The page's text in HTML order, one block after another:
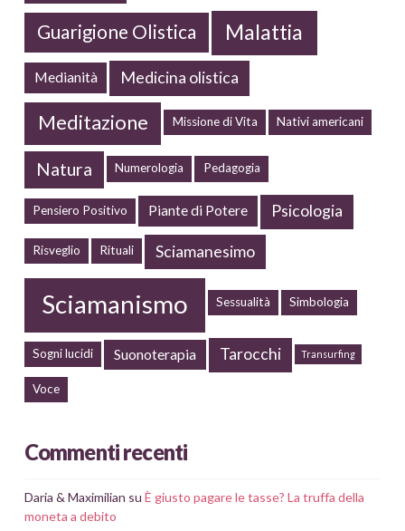
Guarigione Olistica Malattia
Medianità Medicina olistica
Meditazione Missione di Vita Nativi americani
Natura Numerologia Pedagogia
Pensiero Positivo Piante di Potere Psicologia
Risveglio Rituali Sciamanesimo
Sciamanismo Sessualità Simbologia
Sogni lucidi Suonoterapia Tarocchi Transurfing
Voce
Commenti recenti
Daria & Maximilian su È giusto pagare le tasse? La truffa della
moneta a debito